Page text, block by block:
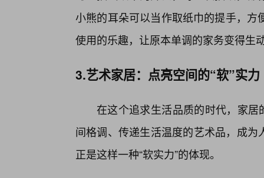
小熊的耳朵可以当作取纸巾的提手，
使用的乐趣，让原本单调的家务变得生
3.艺术家居：点亮空间的“软”实力
在这个追求生活品质的时代，家居
间格调、传递生活温度的艺术品，成为
正是这样一种“软实力”的体现。